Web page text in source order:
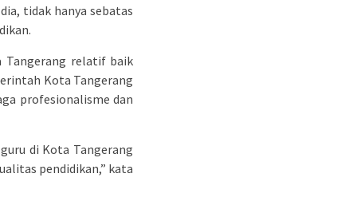
tidak hanya sebatas
Tangerang relatif baik
Kota Tangerang
profesionalisme dan
di Kota Tangerang
pendidikan,” kata